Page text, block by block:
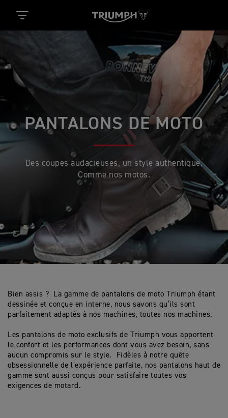
PANTALONS DE MOTO
Des coupes audacieuses, un style authentique.
Comme nos motos.
Bien assis ? La gamme de pantalons de moto Triumph étant
dessinée et conçue en interne, nous savons qu’ils sont
parfaitement adaptés à nos machines, toutes nos machines.
Les pantalons de moto exclusifs de Triumph vous apportent
le confort et les performances dont vous avez besoin, sans
aucun compromis sur le style. Fidèles à notre quête
obsessionnelle de l’expérience parfaite, nos pantalons haut de
gamme sont aussi conçus pour satisfaire toutes vos
exigences de motard.